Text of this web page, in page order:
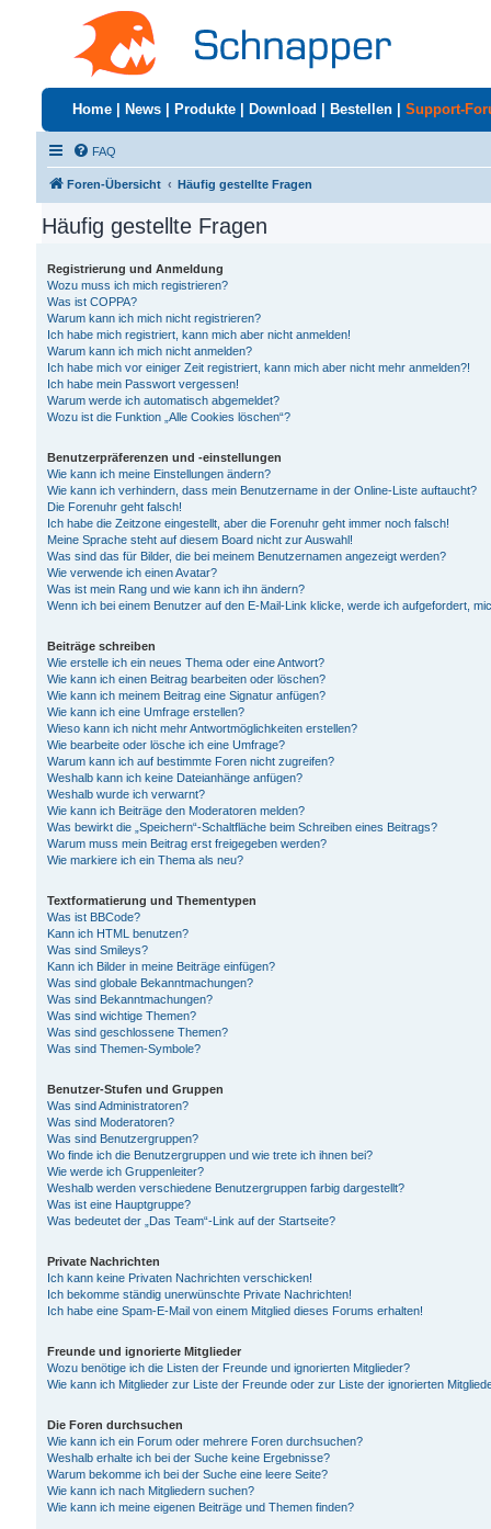
Home News Produkte Download Bestellen Support-
FAQ
Foren-Übersicht Häufig gestellte Fragen
Häufig gestellte Fragen
Registrierung und Anmeldung
Wozu muss ich mich registrieren?
Was ist COPPA?
Warum kann ich mich nicht registrieren?
Ich habe mich registriert, kann mich aber nicht anmelden!
Warum kann ich mich nicht anmelden?
Ich habe mich vor einiger Zeit registriert, kann mich aber nicht mehr anmelden?!
Ich habe mein Passwort vergessen!
Warum werde ich automatisch abgemeldet?
Wozu ist die Funktion „Alle Cookies löschen“?
Benutzerpräferenzen und -einstellungen
Wie kann ich meine Einstellungen ändern?
Wie kann ich verhindern, dass mein Benutzername in der Online-Liste auftaucht?
Die Forenuhr geht falsch!
Ich habe die Zeitzone eingestellt, aber die Forenuhr geht immer noch falsch!
Meine Sprache steht auf diesem Board nicht zur Auswahl!
Was sind das für Bilder, die bei meinem Benutzernamen angezeigt werden?
Wie verwende ich einen Avatar?
Was ist mein Rang und wie kann ich ihn ändern?
Wenn ich bei einem Benutzer auf den E-Mail-Link klicke, werde ich aufgefordert,
Beiträge schreiben
Wie erstelle ich ein neues Thema oder eine Antwort?
Wie kann ich einen Beitrag bearbeiten oder löschen?
Wie kann ich meinem Beitrag eine Signatur anfügen?
Wie kann ich eine Umfrage erstellen?
Wieso kann ich nicht mehr Antwortmöglichkeiten erstellen?
Wie bearbeite oder lösche ich eine Umfrage?
Warum kann ich auf bestimmte Foren nicht zugreifen?
Weshalb kann ich keine Dateianhänge anfügen?
Weshalb wurde ich verwarnt?
Wie kann ich Beiträge den Moderatoren melden?
Was bewirkt die „Speichern“-Schaltfläche beim Schreiben eines Beitrags?
Warum muss mein Beitrag erst freigegeben werden?
Wie markiere ich ein Thema als neu?
Textformatierung und Thementypen
Was ist BBCode?
Kann ich HTML benutzen?
Was sind Smileys?
Kann ich Bilder in meine Beiträge einfügen?
Was sind globale Bekanntmachungen?
Was sind Bekanntmachungen?
Was sind wichtige Themen?
Was sind geschlossene Themen?
Was sind Themen-Symbole?
Benutzer-Stufen und Gruppen
Was sind Administratoren?
Was sind Moderatoren?
Was sind Benutzergruppen?
Wo finde ich die Benutzergruppen und wie trete ich ihnen bei?
Wie werde ich Gruppenleiter?
Weshalb werden verschiedene Benutzergruppen farbig dargestellt?
Was ist eine Hauptgruppe?
Was bedeutet der „Das Team“-Link auf der Startseite?
Private Nachrichten
Ich kann keine Privaten Nachrichten verschicken!
Ich bekomme ständig unerwünschte Private Nachrichten!
Ich habe eine Spam-E-Mail von einem Mitglied dieses Forums erhalten!
Freunde und ignorierte Mitglieder
Wozu benötige ich die Listen der Freunde und ignorierten Mitglieder?
Wie kann ich Mitglieder zur Liste der Freunde oder zur Liste der ignorierten
Die Foren durchsuchen
Wie kann ich ein Forum oder mehrere Foren durchsuchen?
Weshalb erhalte ich bei der Suche keine Ergebnisse?
Warum bekomme ich bei der Suche eine leere Seite?
Wie kann ich nach Mitgliedern suchen?
Wie kann ich meine eigenen Beiträge und Themen finden?